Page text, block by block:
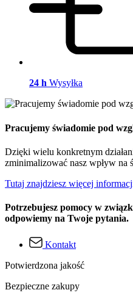
24 h Wysyłka
Pracujemy świadomie pod
Dzięki wielu konkretnym
zminimalizować nasz wpływ na
Tutaj znajdziesz więcej
Potrzebujesz pomocy w
odpowiemy na Twoje pytania.
Kontakt
Potwierdzona jakość
Bezpieczne zakupy